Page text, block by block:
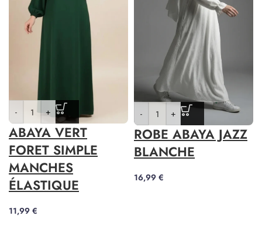
- +
ABAYA VERT
FORET SIMPLE
MANCHES
ÉLASTIQUE
11,99 €
- +
ROBE ABAYA JAZZ
BLANCHE
16,99 €